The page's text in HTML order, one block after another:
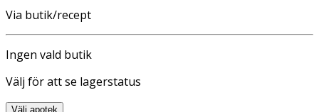
Via butik/recept
Ingen vald butik
Välj för att se lagerstatus
Välj apotek